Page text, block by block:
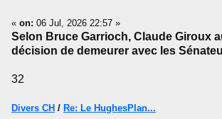
« on: 06 Jul, 2026 22:57 »
Selon Bruce Garrioch, Claude Giroux
décision de demeurer avec les
32
Divers CH / Re: Le HughesPlan...